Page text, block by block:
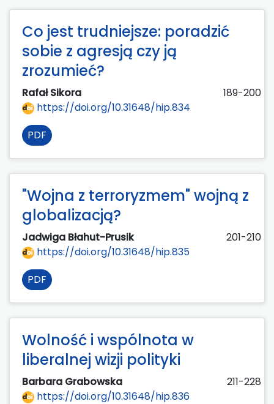
Co jest trudniejsze: poradzić
sobie z agresją czy ją
zrozumieć?
Rafał Sikora
189-200
https://doi.org/10.31648/hip.834
PDF
"Wojna z terroryzmem" wojną z
globalizacją?
Jadwiga Błahut-Prusik
201-210
https://doi.org/10.31648/hip.835
PDF
Wolność i wspólnota w
liberalnej wizji polityki
Barbara Grabowska
211-228
https://doi.org/10.31648/hip.836